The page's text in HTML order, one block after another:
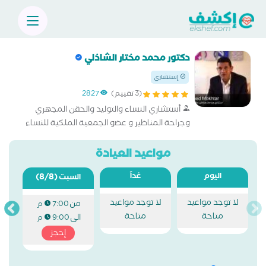
دكتور محمد مختار الشاذلي
إستشاري
(3 تقييم) 2827
أستشاري النساء والتوليد والحقن المجهري
وجراحة المناظير و عضو الجمعية الملكية للنساء
و التوليد بإنجلترا
مواعيد العيادة
اليوم
لا توجد مواعيد
متاحة
غداً
لا توجد مواعيد
متاحة
السبت(8/8)
من7:00 م
الى9:00 م
إحجز